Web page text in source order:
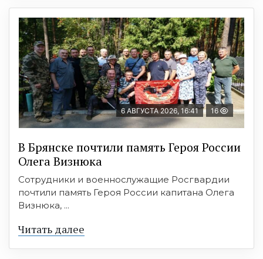
6 АВГУСТА 2026, 16:41 16
В Брянске почтили память Героя России
Олега Визнюка
Сотрудники и военнослужащие Росгвардии
почтили память Героя России капитана Олега
Визнюка, ...
Читать далее